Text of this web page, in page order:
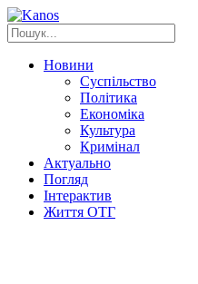
Новини
Суспільство
Політика
Економіка
Культура
Кримінал
Актуально
Погляд
Інтерактив
Життя ОТГ